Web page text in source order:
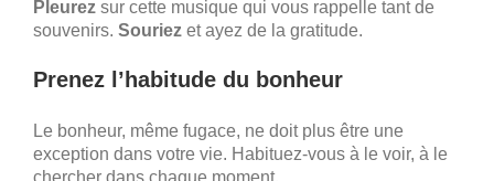
Pleurez sur cette musique qui vous rappelle tant de
souvenirs. Souriez et ayez de la gratitude.
Prenez l’habitude du bonheur
Le bonheur, même fugace, ne doit plus être une
exception dans votre vie. Habituez-vous à le voir, à le
chercher dans chaque moment.